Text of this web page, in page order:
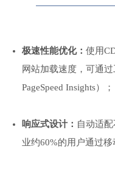
极速性能优化： 使用
网站加载速度，可通
PageSpeed Insights）；
响应式设计： 自动适
业约60%的用户通过移